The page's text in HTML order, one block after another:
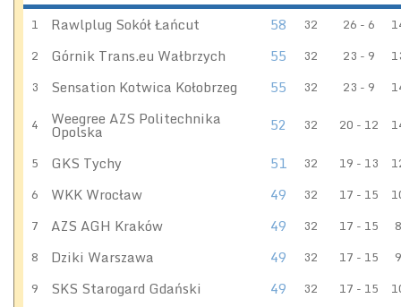
1 Rawlplug Sokół Łańcut 58 32 26 - 6
2
Górnik Trans.eu Wałbrzych 55 32 23 - 9
3
Sensation Kotwica Kołobrzeg 55 32 23 - 9
4
Weegree AZS Politechnika
Opolska 52 32 20 - 12
5
GKS Tychy 51 32 19 - 13
6
WKK Wrocław 49 32 17 - 15
7
AZS AGH Kraków 49 32 17 - 15
8
Dziki Warszawa 49 32 17 - 15
9
SKS Starogard Gdański 49 32 17 - 15